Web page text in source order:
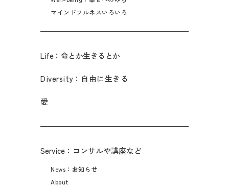
マインドフルネスいろいろ
Life：命とか生きるとか
Diversity：自由に生きる
愛
Service：コンサルや講座など
News：お知らせ
About